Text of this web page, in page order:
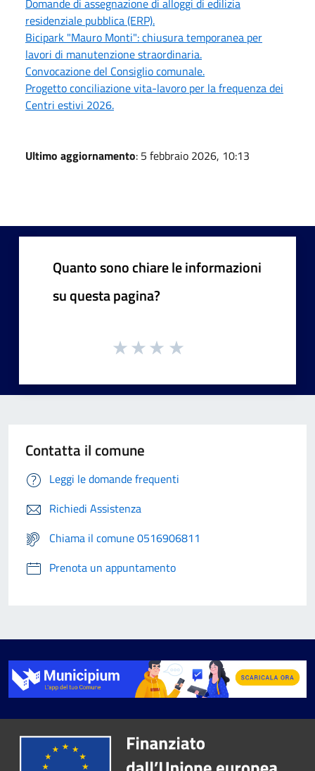
residenziale pubblica (ERP).
Bicipark "Mauro Monti": chiusura temporanea per
lavori di manutenzione straordinaria.
Convocazione del Consiglio comunale.
Progetto conciliazione vita-lavoro per la frequenza dei
Centri estivi 2026.
Ultimo aggiornamento: 5 febbraio 2026, 10:13
Quanto sono chiare le informazioni
su questa pagina?
Contatta il comune
Leggi le domande frequenti
Richiedi Assistenza
Chiama il comune 0516906811
Prenota un appuntamento